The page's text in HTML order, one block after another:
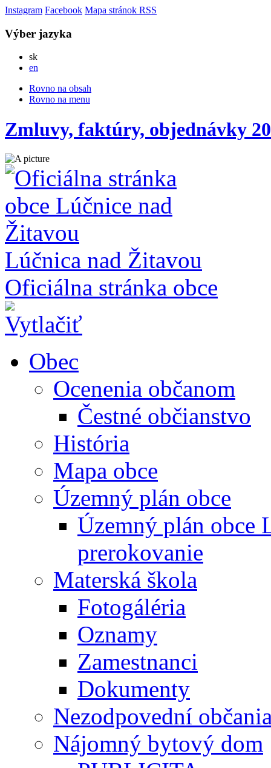
Instagram Facebook Mapa stránok RSS
Výber jazyka
skSlovensky
en
Rovno na obsah
Rovno na menu
Zmluvy, faktúry, objednávky
Lúčnica nad Žitavou
Oficiálna stránka obce
Obec
Ocenenia občanom
Čestné občianstvo
História
Mapa obce
Územný plán obce
Územný plán obce
prerokovanie
Materská škola
Fotogáléria
Oznamy
Zamestnanci
Dokumenty
Nezodpovední
Nájomný bytový dom